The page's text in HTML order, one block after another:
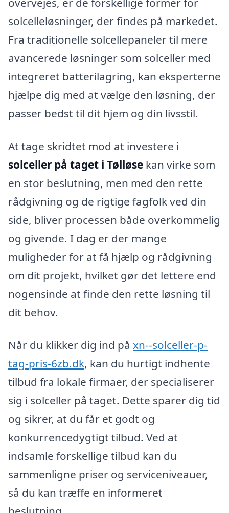
solcelleløsninger, der findes på markedet.
Fra traditionelle solcellepaneler til mere
avancerede løsninger som solceller med
integreret batterilagring, kan eksperterne
hjælpe dig med at vælge den løsning, der
passer bedst til dit hjem og din livsstil.
At tage skridtet mod at investere i
solceller på taget i Tølløse kan virke som
en stor beslutning, men med den rette
rådgivning og de rigtige fagfolk ved din
side, bliver processen både overkommelig
og givende. I dag er der mange
muligheder for at få hjælp og rådgivning
om dit projekt, hvilket gør det lettere end
nogensinde at finde den rette løsning til
dit behov.
Når du klikker dig ind på xn--solceller-p-
tag-pris-6zb.dk, kan du hurtigt indhente
tilbud fra lokale firmaer, der specialiserer
sig i solceller på taget. Dette sparer dig tid
og sikrer, at du får et godt og
konkurrencedygtigt tilbud. Ved at
indsamle forskellige tilbud kan du
sammenligne priser og serviceniveauer,
så du kan træffe en informeret